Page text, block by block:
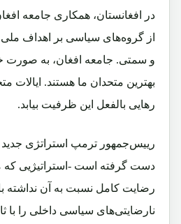
در افغانستان، همکاری جامعه
از گروه‌های سیاسی بر اهداف
و سمتی. جامعه افغان، به
بهترین متحدان ما هستند. ایالات
رهایی بالفعل این ظرفیت بیابد.
رییس‌جمهور ترمپ استراتژی
دست گرفته است -استراتیژیی
رضایت کامل نسبت به آن نداشته
نارضایتی‌های سیاسی داخلی را با